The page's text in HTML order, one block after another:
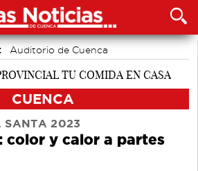
Auditorio de Cuenca
CUENCA
SANTA 2023
color y calor a partes